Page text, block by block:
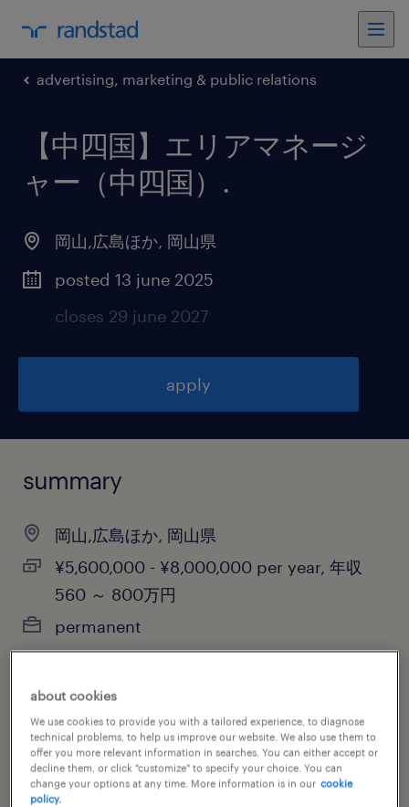
advertising, marketing & public relations
【中四国】エリアマネージ
ャー（中四国） .
岡山,広島ほか, 岡山県
posted 13 june 2025
closes 29 june 2027
apply
summary
岡山,広島ほか, 岡山県
¥5,600,000 - ¥8,000,000 per year, 年収
560 ～ 800万円
permanent
advertising, marketing & public relations
about cookies
We use cookies to provide you with a tailored experience, to diagnose
technical problems, to help us improve our website. We also use them to
offer you more relevant information in searches. You can either accept or
decline them, or click "customize" to specify your choice. You can
change your options at any time. More information is in our cookie
policy.